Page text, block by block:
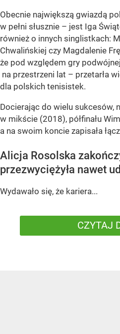
Obecnie największą gwiazdą
w pełni słusznie – jest Iga
również o innych singlistkach:
Chwalińskiej czy Magdalenie
że pod względem gry
na przestrzeni lat – przetarła
dla polskich tenisistek.
Docierając do wielu sukcesów,
w mikście (2018), półfinału
a na swoim koncie zapisała
Alicja Rosolska
przezwyciężyła nawet
Wydawało się, że kariera...
CZYTAJ